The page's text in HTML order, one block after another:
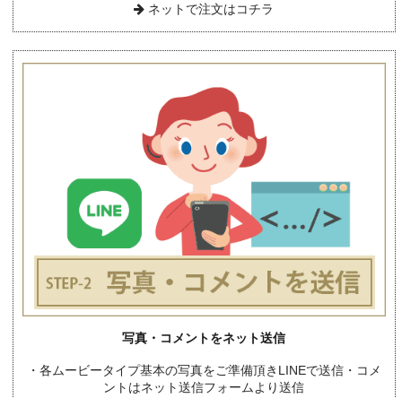
ネットで注文はコチラ
写真・コメントをネット送信
・各ムービータイプ基本の写真をご準備頂きLINEで送信・コメ
ントはネット送信フォームより送信